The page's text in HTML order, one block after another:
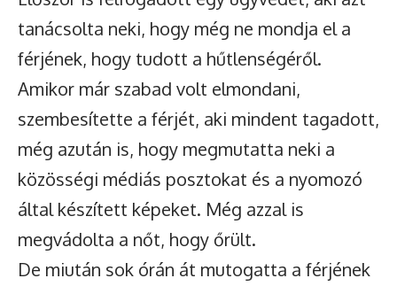
tanácsolta neki, hogy még ne mondja el a
férjének, hogy tudott a hűtlenségéről.
Amikor már szabad volt elmondani,
szembesítette a férjét, aki mindent tagadott,
még azután is, hogy megmutatta neki a
közösségi médiás posztokat és a nyomozó
által készített képeket. Még azzal is
megvádolta a nőt, hogy őrült.
De miután sok órán át mutogatta a férjének